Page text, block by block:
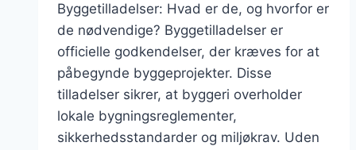
Byggetilladelser: Hvad er de, og hvorfor er
de nødvendige? Byggetilladelser er
officielle godkendelser, der kræves for at
påbegynde byggeprojekter. Disse
tilladelser sikrer, at byggeri overholder
lokale bygningsreglementer,
sikkerhedsstandarder og miljøkrav. Uden